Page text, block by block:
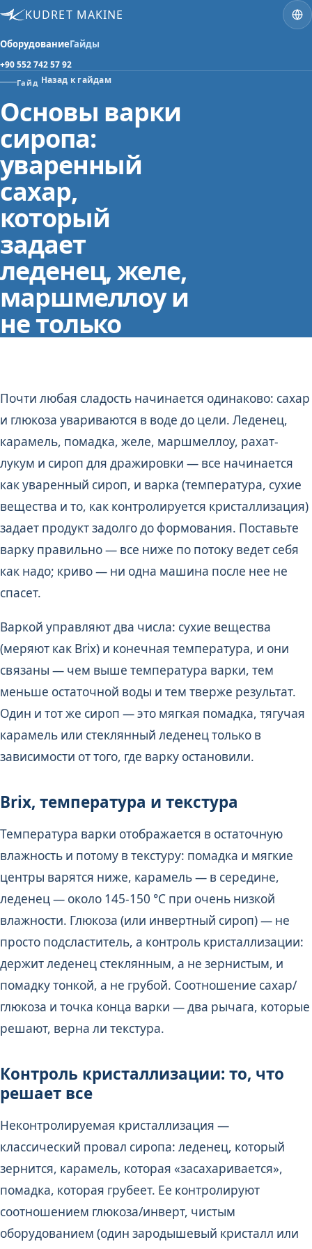
KUDRET MAKINE
ОборудованиеГайды
+90 552 742 57 92
Гайд Назад к гайдам
Основы варки
сиропа:
уваренный
сахар,
который
задает
леденец, желе,
маршмеллоу и
не только
Почти любая сладость начинается одинаково: сахар
и глюкоза увариваются в воде до цели. Леденец,
карамель, помадка, желе, маршмеллоу, рахат-
лукум и сироп для дражировки — все начинается
как уваренный сироп, и варка (температура, сухие
вещества и то, как контролируется кристаллизация)
задает продукт задолго до формования. Поставьте
варку правильно — все ниже по потоку ведет себя
как надо; криво — ни одна машина после нее не
спасет.
Варкой управляют два числа: сухие вещества
(меряют как Brix) и конечная температура, и они
связаны — чем выше температура варки, тем
меньше остаточной воды и тем тверже результат.
Один и тот же сироп — это мягкая помадка, тягучая
карамель или стеклянный леденец только в
зависимости от того, где варку остановили.
Brix, температура и текстура
Температура варки отображается в остаточную
влажность и потому в текстуру: помадка и мягкие
центры варятся ниже, карамель — в середине,
леденец — около 145-150 °C при очень низкой
влажности. Глюкоза (или инвертный сироп) — не
просто подсластитель, а контроль кристаллизации:
держит леденец стеклянным, а не зернистым, и
помадку тонкой, а не грубой. Соотношение сахар/
глюкоза и точка конца варки — два рычага, которые
решают, верна ли текстура.
Контроль кристаллизации: то, что
решает все
Неконтролируемая кристаллизация —
классический провал сиропа: леденец, который
зернится, карамель, которая «засахаривается»,
помадка, которая грубеет. Ее контролируют
соотношением глюкоза/инверт, чистым
оборудованием (один зародышевый кристалл или